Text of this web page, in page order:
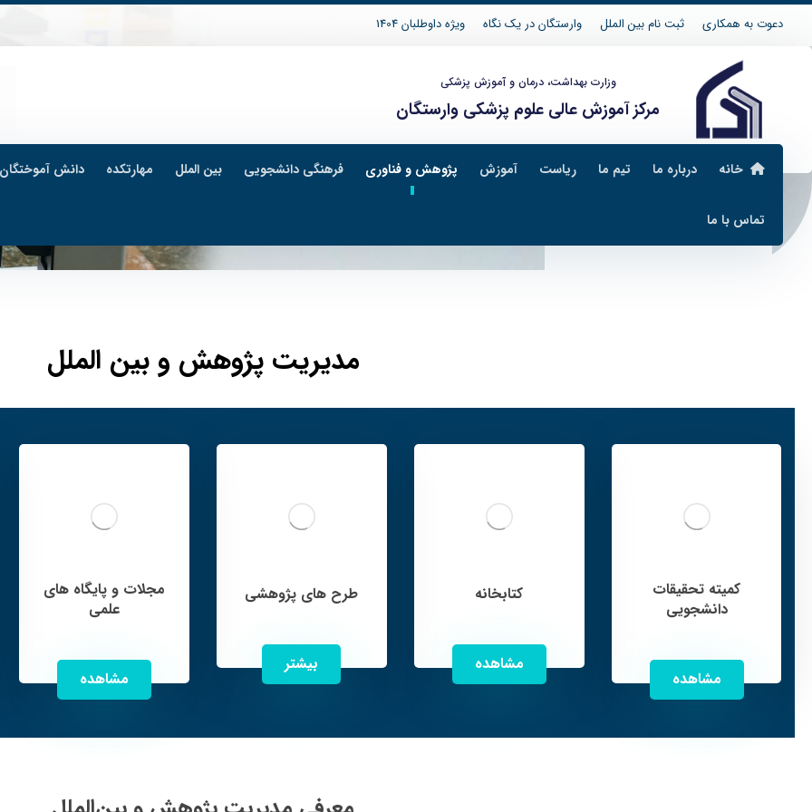
دعوت به همکاری ثبت نام بین الملل وارستگان در یک نگاه ویژه داوطلبان 1404
وزارت بهداشت، درمان و آموزش پزشکی
مرکز آموزش عالی علوم پزشکی وارستگان
خانه درباره ما تیم ما ریاست آموزش پژوهش و فناوری فرهنگی دانشجویی بین الملل مهارتکده دانش آموختگان
تماس با ما
مدیریت پژوهش و بین الملل
کمیته تحقیقات
دانشجویی
مشاهده
کتابخانه
مشاهده
طرح های پژوهشی
بیشتر
مجلات و پایگاه های
علمی
مشاهده